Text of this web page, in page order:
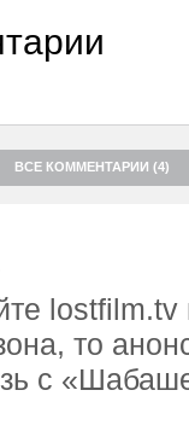
ВСЕ КОММЕНТАРИИ (4)
то
с